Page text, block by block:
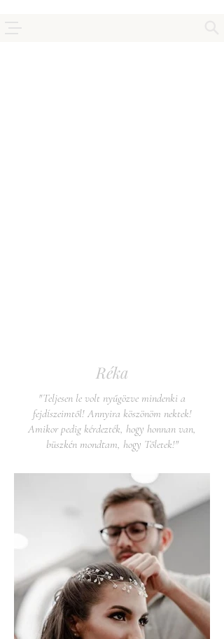
Réka
"Teljesen le volt nyűgözve mindenki a
fejdíszeimtől! Annyira köszönöm nektek!
Amikor pedig kérdezték, hogy honnan van,
büszkén mondtam, hogy Tőletek!"